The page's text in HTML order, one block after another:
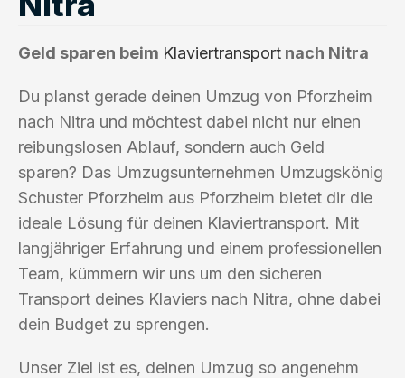
Geld sparen beim Klaviertransport nach Nitra
Du planst gerade deinen Umzug von Pforzheim
nach Nitra und möchtest dabei nicht nur einen
reibungslosen Ablauf, sondern auch Geld
sparen? Das Umzugsunternehmen Umzugskönig
Schuster Pforzheim aus Pforzheim bietet dir die
ideale Lösung für deinen Klaviertransport. Mit
langjähriger Erfahrung und einem professionellen
Team, kümmern wir uns um den sicheren
Transport deines Klaviers nach Nitra, ohne dabei
dein Budget zu sprengen.
Unser Ziel ist es, deinen Umzug so angenehm